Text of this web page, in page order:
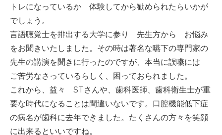
トレになっているか 体験してから勧められたらいかが
でしょう。
言語聴覚士を排出する大学に参り 先生方から お悩み
をお聞きいたしました。その時は著名な嚥下の専門家の
先生の講演を聞きに行ったのですが、本当に誤嚥には
ご苦労なさっているらしく、困っておられました。
これから、益々 STさんや、歯科医師、歯科衛生士が重
要な時代になることは間違いないです。口腔機能低下症
の病名が歯科に去年できました。たくさんの方々を笑顔
に出来るといいですね。